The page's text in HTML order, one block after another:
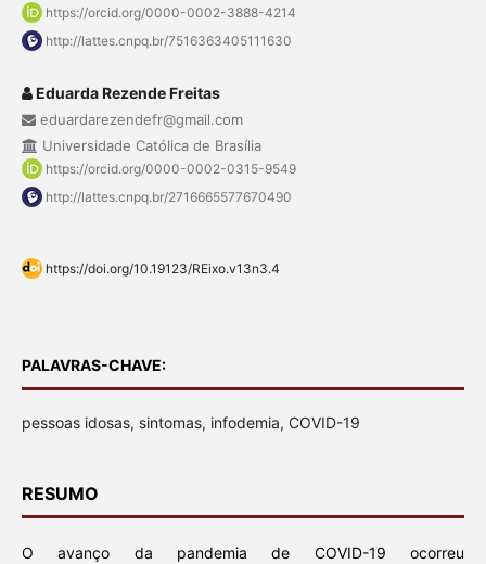
https://orcid.org/0000-0002-3888-4214
http://lattes.cnpq.br/7516363405111630
Eduarda Rezende Freitas
eduardarezendefr@gmail.com
Universidade Católica de Brasília
https://orcid.org/0000-0002-0315-9549
http://lattes.cnpq.br/2716665577670490
https://doi.org/10.19123/REixo.v13n3.4
PALAVRAS-CHAVE:
pessoas idosas, sintomas, infodemia, COVID-19
RESUMO
O avanço da pandemia de COVID-19 ocorreu